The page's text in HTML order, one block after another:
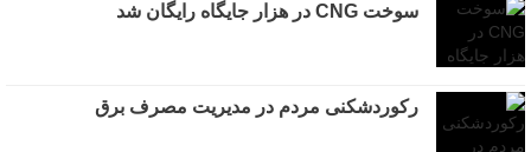
سوخت CNG در هزار جایگاه رایگان شد
رکوردشکنی مردم در مدیریت مصرف برق